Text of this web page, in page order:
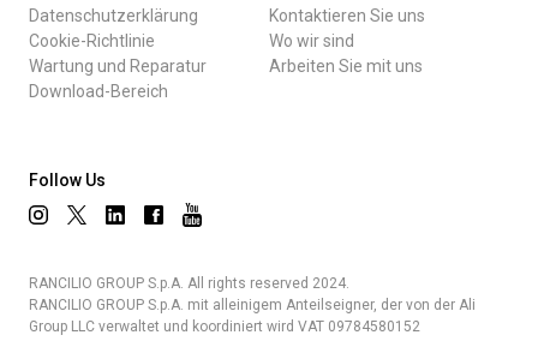
Datenschutzerklärung
Cookie-Richtlinie
Wartung und Reparatur
Download-Bereich
Kontaktieren Sie uns
Wo wir sind
Arbeiten Sie mit uns
Follow Us
RANCILIO GROUP S.p.A. All rights reserved 2024.
RANCILIO GROUP S.p.A. mit alleinigem Anteilseigner, der von der Ali
Group LLC verwaltet und koordiniert wird VAT 09784580152